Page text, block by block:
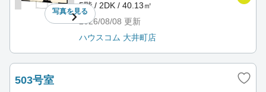
写真を見る
5階 / 2DK / 40.13㎡
2026/08/08 更新
ハウスコム 大井町店
503号室